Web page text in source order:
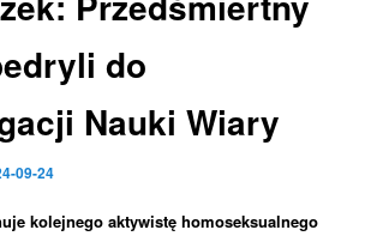
do
Nauki Wiary
09-24
kolejnego aktywistę homoseksualnego